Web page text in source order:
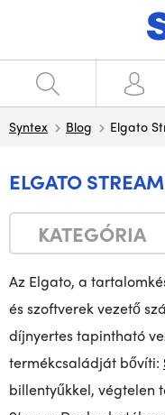
Syntex Blog Elgato
ELGATO
KATEGÓRIA
Az Elgato, a
és szoftverek vezető
díjnyertes tapintható
termékcsaládját bővíti:
billentyűkkel, végtelen